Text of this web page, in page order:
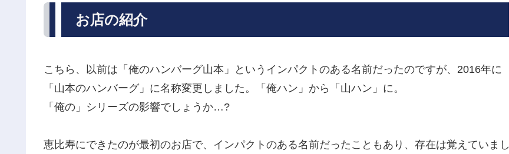
お店の紹介
こちら、以前は「俺のハンバーグ山本」というインパクトのある名前だったのですが、2016年に
「山本のハンバーグ」に名称変更しました。「俺ハン」から「山ハン」に。
「俺の」シリーズの影響でしょうか…?
恵比寿にできたのが最初のお店で、インパクトのある名前だったこともあり、存在は覚えていまし